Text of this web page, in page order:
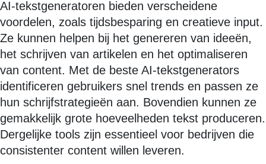
AI-tekstgeneratoren bieden verscheidene
voordelen, zoals tijdsbesparing en creatieve input.
Ze kunnen helpen bij het genereren van ideeën,
het schrijven van artikelen en het optimaliseren
van content. Met de beste AI-tekstgenerators
identificeren gebruikers snel trends en passen ze
hun schrijfstrategieën aan. Bovendien kunnen ze
gemakkelijk grote hoeveelheden tekst produceren.
Dergelijke tools zijn essentieel voor bedrijven die
consistenter content willen leveren.